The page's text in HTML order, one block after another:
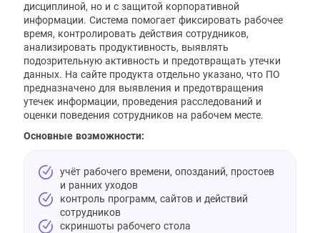
дисциплиной, но и с защитой корпоративной
информации. Система помогает фиксировать рабочее
время, контролировать действия сотрудников,
анализировать продуктивность, выявлять
подозрительную активность и предотвращать утечки
данных. На сайте продукта отдельно указано, что ПО
предназначено для выявления и предотвращения
утечек информации, проведения расследований и
оценки поведения сотрудников на рабочем месте.
Основные возможности:
учёт рабочего времени, опозданий, простоев
и ранних уходов
контроль программ, сайтов и действий
сотрудников
скриншоты рабочего стола